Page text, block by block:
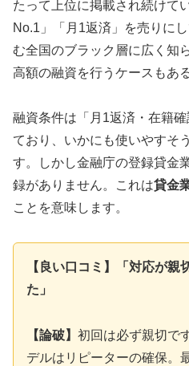
たって上位に掲載され続けて
No.1」「月1返済」を売りに
む全国のブラック層に広く知
高額の融資を行うケースもあ
融資条件は「月1返済・在籍
ており、いかにも使いやすそ
す。しかし金融庁の登録貸金
録がありません。これは貸金
ことを意味します。
【良い口コミ】「対応が親
た」
【論破】 初回は必ず親切で
デルはリピーターの確保。